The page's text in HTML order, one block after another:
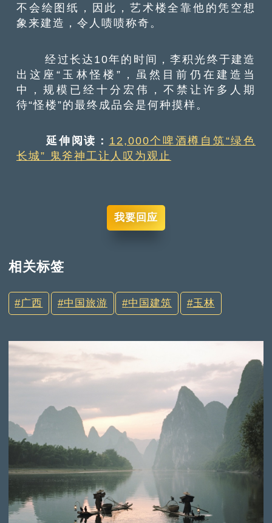
不会绘图纸，因此，艺术楼全靠他的凭空想
象来建造，令人啧啧称奇。
经过长达10年的时间，李积光终于建造
出这座“玉林怪楼”，虽然目前仍在建造当
中，规模已经十分宏伟，不禁让许多人期
待“怪楼”的最终成品会是何种摸样。
延伸阅读： 12,000个啤酒樽自筑“绿色
长城” 鬼斧神工让人叹为观止
我要回应
相关标签
广西 中国旅游 中国建筑 玉林